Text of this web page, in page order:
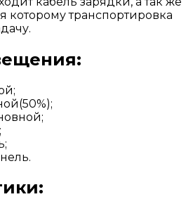
которому транспортировка